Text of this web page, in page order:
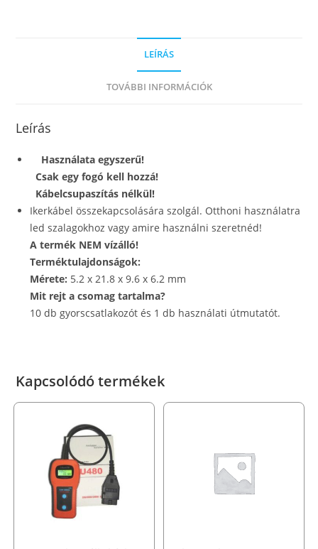
LEÍRÁS
TOVÁBBI INFORMÁCIÓK
Leírás
Használata egyszerű!
Csak egy fogó kell hozzá!
Kábelcsupaszítás nélkül!
Ikerkábel összekapcsolására szolgál. Otthoni használatra
led szalagokhoz vagy amire használni szeretnéd!
A termék NEM vízálló!
Terméktulajdonságok:
Mérete: 5.2 x 21.8 x 9.6 x 6.2 mm
Mit rejt a csomag tartalma?
10 db gyorscsatlakozót és 1 db használati útmutatót.
Kapcsolódó termékek